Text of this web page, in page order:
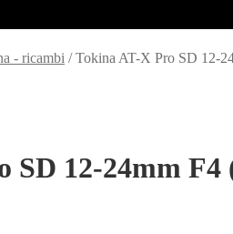
- ricambi /Tokina AT-X Pro SD 12-
SD 12-24mm